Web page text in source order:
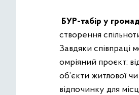
БУР-табір у
створення
Завдяки співпраці
омріяний проєкт:
об’єкти житлової
відпочинку для